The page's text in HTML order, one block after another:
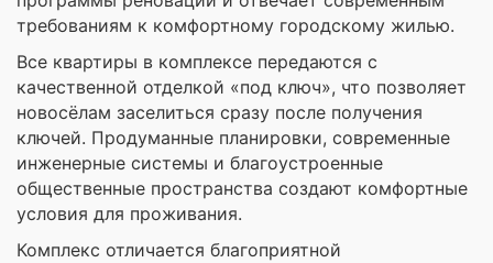
требованиям к комфортному городскому жилью.
Все квартиры в комплексе передаются с
качественной отделкой «под ключ», что позволяет
новосёлам заселиться сразу после получения
ключей. Продуманные планировки, современные
инженерные системы и благоустроенные
общественные пространства создают комфортные
условия для проживания.
Комплекс отличается благоприятной